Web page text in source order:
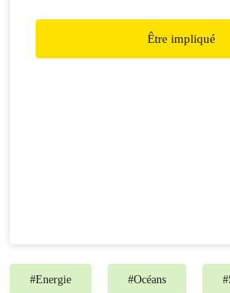
Être impliqué
#Energie #Océans #